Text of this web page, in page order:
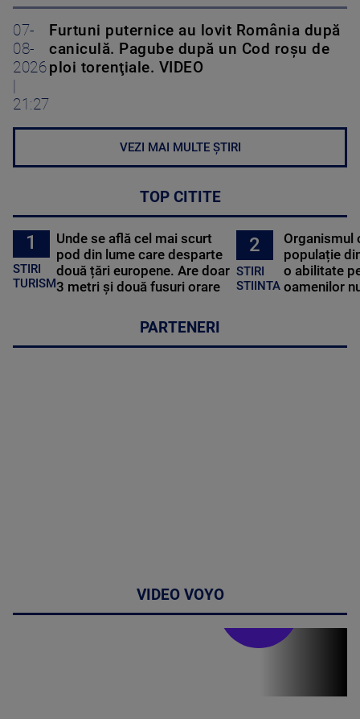
07-
08-
2026
|
21:27
Furtuni puternice au lovit România după
caniculă. Pagube după un Cod roşu de
ploi torenţiale. VIDEO
VEZI MAI MULTE ȘTIRI
TOP CITITE
1
STIRI
TURISM
Unde se află cel mai scurt
pod din lume care desparte
două țări europene. Are doar
3 metri și două fusuri orare
2
STIRI
STIINTA
Organismul
populație
o abilitate
oamenilor
PARTENERI
VIDEO VOYO
Stirile PRO TV